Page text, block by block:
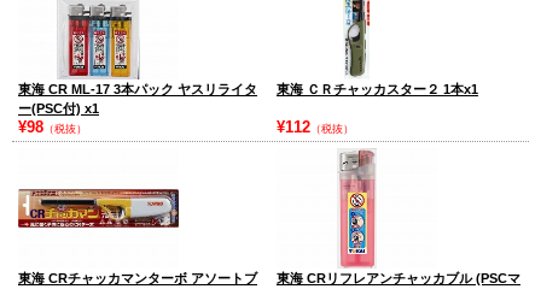
東海 CR ML-17 3本パック ヤスリライタ
ー(PSC付) x1
¥98 （税抜）
東海 ＣＲチャッカスター２ 1本x1
¥112 （税抜）
東海 CRチャッカマンターボ アソートブ
東海 CRリフレアンチャッカブル (PSCマ